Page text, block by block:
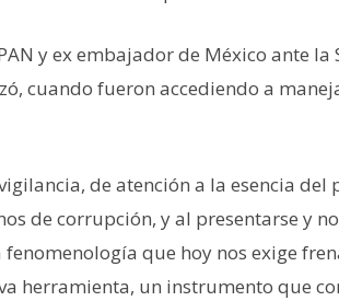
y ex embajador de México ante la
cuando fueron accediendo a
de atención a la esencia
de corrupción, y al presentarse y
que hoy nos exige
herramienta, un instrumento que